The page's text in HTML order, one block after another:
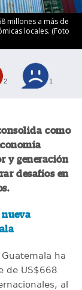
millones a más de
locales. (Foto
2 1
como
y generación
desafíos en
ha
de US$668
al